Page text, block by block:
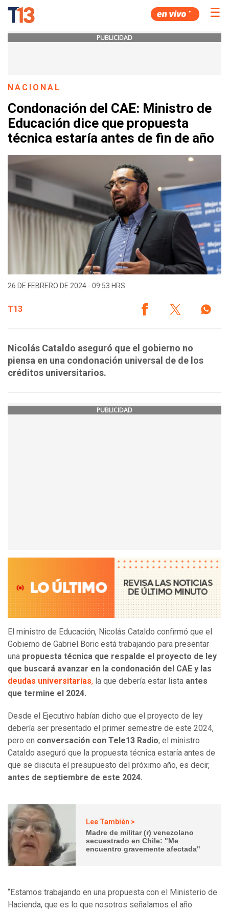
☰
PUBLICIDAD
NACIONAL
Condonación del CAE: Ministro de
Educación dice que propuesta
técnica estaría antes de fin de año
26 DE FEBRERO DE 2024 - 09:53 HRS.
T13
Nicolás Cataldo aseguró que el gobierno no
piensa en una condonación universal de de los
créditos universitarios.
PUBLICIDAD
El ministro de Educación, Nicolás Cataldo confirmó que el
Gobierno de Gabriel Boric está trabajando para presentar
una propuesta técnica que respalde el proyecto de ley
que buscará avanzar en la condonación del CAE y las
deudas universitarias, la que debería estar lista antes
que termine el 2024.
Desde el Ejecutivo habían dicho que el proyecto de ley
debería ser presentado el primer semestre de este 2024,
pero en conversación con Tele13 Radio, el ministro
Cataldo aseguró que la propuesta técnica estaría antes de
que se discuta el presupuesto del próximo año, es decir,
antes de septiembre de este 2024.
Lee También >
Madre de militar (r) venezolano
secuestrado en Chile: "Me
encuentro gravemente afectada"
“Estamos trabajando en una propuesta con el Ministerio de
Hacienda, que es lo que nosotros señalamos el año